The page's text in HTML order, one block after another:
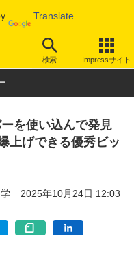
Translate
検索 Impressサイト
を使い込んで発見
上げできる優秀ビッ
2025年10月24日 12:03